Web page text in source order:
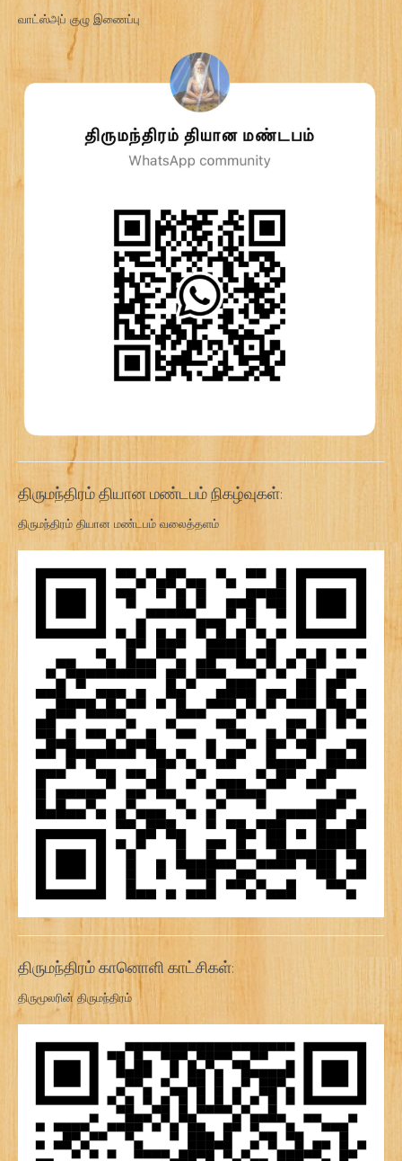
வாட்ஸ்அப் குழு இணைப்பு
திருமந்திரம் தியான மண்டபம் நிகழ்வுகள்:
திருமந்திரம் தியான மண்டபம் வலைத்தளம்
திருமந்திரம் கானொளி காட்சிகள்:
திருமூலரின் திருமந்திரம்